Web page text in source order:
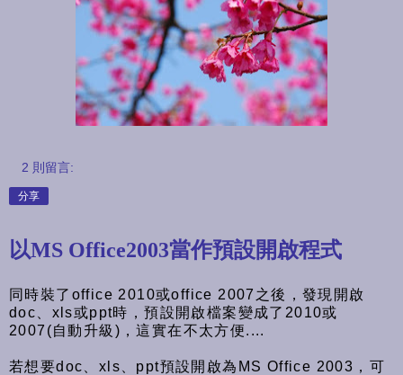
2 則留言:
分享
以MS Office2003當作預設開啟程式
同時裝了office 2010或office 2007之後，發現開啟
doc、xls或ppt時，預設開啟檔案變成了2010或
2007(自動升級)，這實在不太方便....
若想要doc、xls、ppt預設開啟為MS Office 2003，可